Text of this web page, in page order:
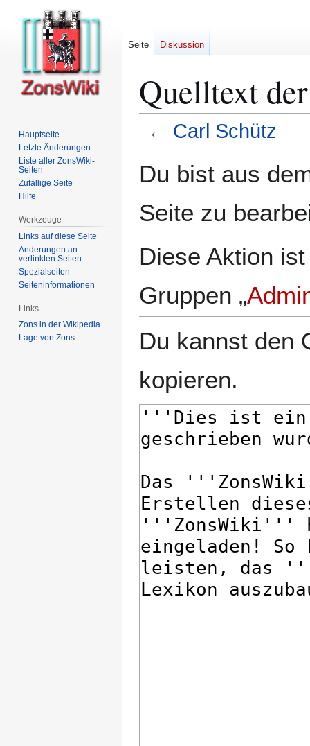
Quelltext
← Carl Schütz
Navigation
Suche
Du bist aus
Seite zu
Diese Aktion
Gruppen „
Du kannst den
kopieren.
Seite Diskussion
Hauptseite
Letzte Änderungen
Liste aller ZonsWiki-
Seiten
Zufällige Seite
Hilfe
Werkzeuge
Links auf diese Seite
Änderungen an
verlinkten Seiten
Spezialseiten
Seiten­­informationen
Links
Zons in der Wikipedia
Lage von Zons